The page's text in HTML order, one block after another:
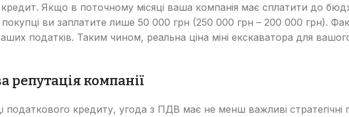
Якщо в поточному місяці ваша компанія має сплатити до
ви заплатите лише 50 000 грн (250 000 грн – 200 000 грн).
податків. Таким чином, реальна ціна міні екскаватора для
репутація компанії
податкового кредиту, угода з ПДВ має не менш важливі стратегічні